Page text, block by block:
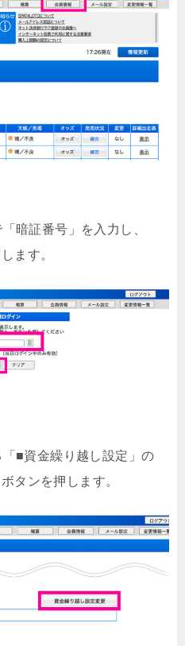
暗証番号」を入力し、
ます。
■資金繰り越し設定」の
タンを押します。